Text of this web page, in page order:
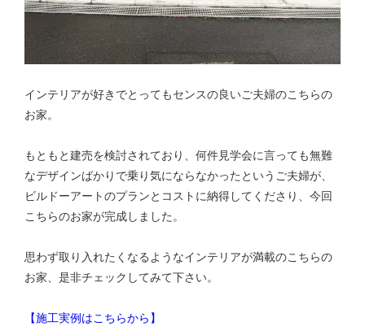
インテリアが好きでとってもセンスの良いご夫婦のこちらの
お家。
もともと建売を検討されており、何件見学会に言っても無難
なデザインばかりで乗り気にならなかったというご夫婦が、
ビルドーアートのプランとコストに納得してくださり、今回
こちらのお家が完成しました。
思わず取り入れたくなるようなインテリアが満載のこちらの
お家、是非チェックしてみて下さい。
【施工実例はこちらから】